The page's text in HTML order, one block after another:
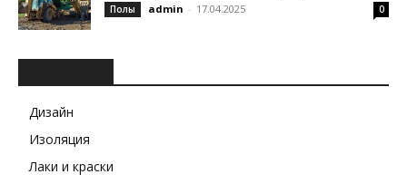
Полы admin - 17.04.2025 0
Дизайн
Изоляция
Лаки и краски